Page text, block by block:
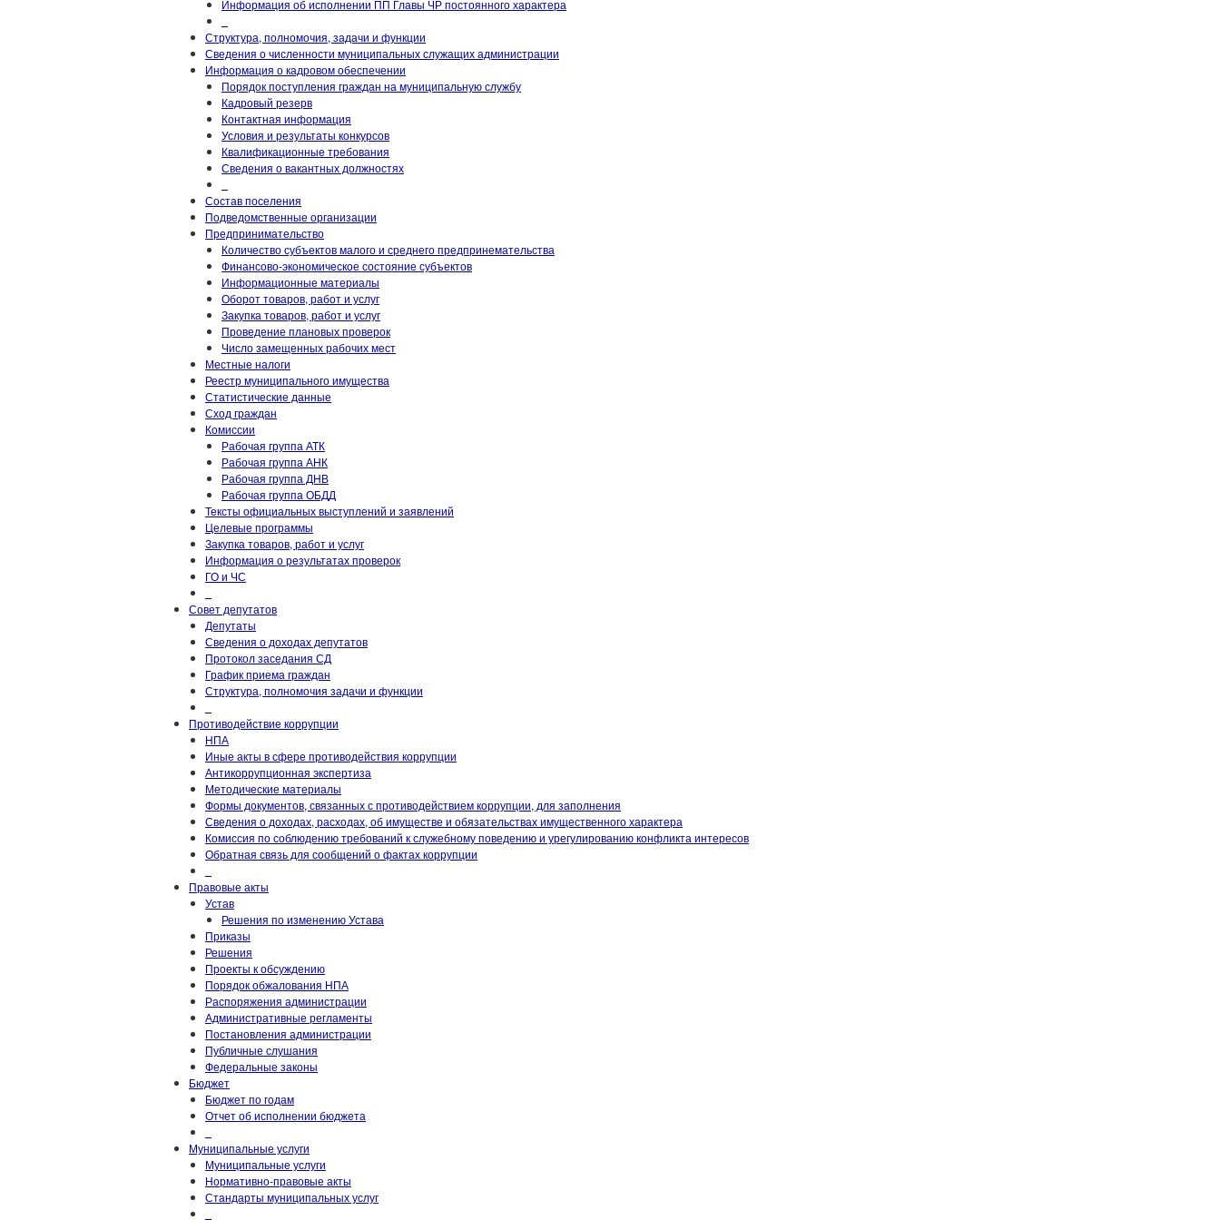
Информация об исполнении ПП Главы ЧР постоянного характера
Структура, полномочия, задачи и функции
Сведения о численности муниципальных служащих администрации
Информация о кадровом обеспечении
Порядок поступления граждан на муниципальную службу
Кадровый резерв
Контактная информация
Условия и результаты конкурсов
Квалификационные требования
Сведения о вакантных должностях
Состав поселения
Подведомственные организации
Предпринимательство
Количество субъектов малого и среднего предпринемательства
Финансово-экономическое состояние субъектов
Информационные материалы
Оборот товаров, работ и услуг
Закупка товаров, работ и услуг
Проведение плановых проверок
Число замещенных рабочих мест
Местные налоги
Реестр муниципального имущества
Статистические данные
Сход граждан
Комиссии
Рабочая группа АТК
Рабочая группа АНК
Рабочая группа ДНВ
Рабочая группа ОБДД
Тексты официальных выступлений и заявлений
Целевые программы
Закупка товаров, работ и услуг
Информация о результатах проверок
ГО и ЧС
Совет депутатов
Депутаты
Сведения о доходах депутатов
Протокол заседания СД
График приема граждан
Структура, полномочия задачи и функции
Противодействие коррупции
НПА
Иные акты в сфере противодействия коррупции
Антикоррупционная экспертиза
Методические материалы
Формы документов, связанных с противодействием коррупции, для заполнения
Сведения о доходах, расходах, об имуществе и обязательствах имущественного характера
Комиссия по соблюдению требований к служебному поведению и урегулированию конфликта интересов
Обратная связь для сообщений о фактах коррупции
Правовые акты
Устав
Решения по изменению Устава
Приказы
Решения
Проекты к обсуждению
Порядок обжалования НПА
Распоряжения администрации
Административные регламенты
Постановления администрации
Публичные слушания
Федеральные законы
Бюджет
Бюджет по годам
Отчет об исполнении бюджета
Муниципальные услуги
Муниципальные услуги
Нормативно-правовые акты
Стандарты муниципальных услуг